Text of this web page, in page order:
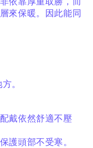
來保暖。 因此能同
。
戴依然舒適不壓
護頭部不受寒。